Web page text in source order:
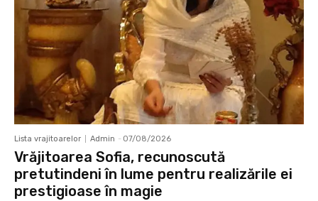
Lista vrajitoarelor Admin - 07/08/2026
Vrăjitoarea Sofia, recunoscută
pretutindeni în lume pentru realizările ei
prestigioase în magie